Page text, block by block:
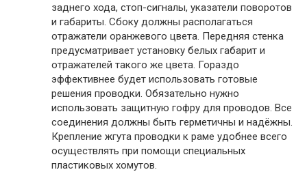
заднего хода, стоп-сигналы, указатели поворотов
и габариты. Сбоку должны располагаться
отражатели оранжевого цвета. Передняя стенка
предусматривает установку белых габарит и
отражателей такого же цвета. Гораздо
эффективнее будет использовать готовые
решения проводки. Обязательно нужно
использовать защитную гофру для проводов. Все
соединения должны быть герметичны и надёжны.
Крепление жгута проводки к раме удобнее всего
осуществлять при помощи специальных
пластиковых хомутов.